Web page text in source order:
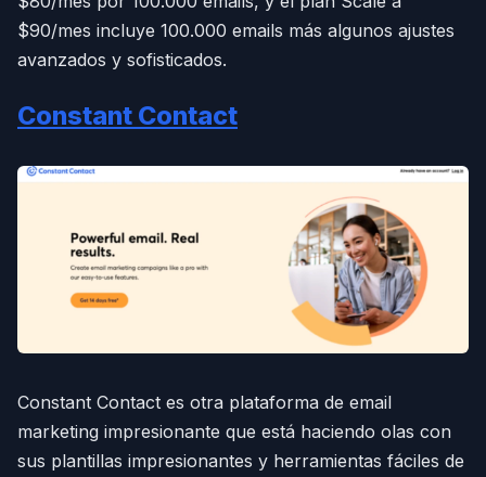
$90/mes incluye 100.000 emails más algunos ajustes
avanzados y sofisticados.
Constant Contact
Constant Contact es otra plataforma de email
marketing impresionante que está haciendo olas con
sus plantillas impresionantes y herramientas fáciles de